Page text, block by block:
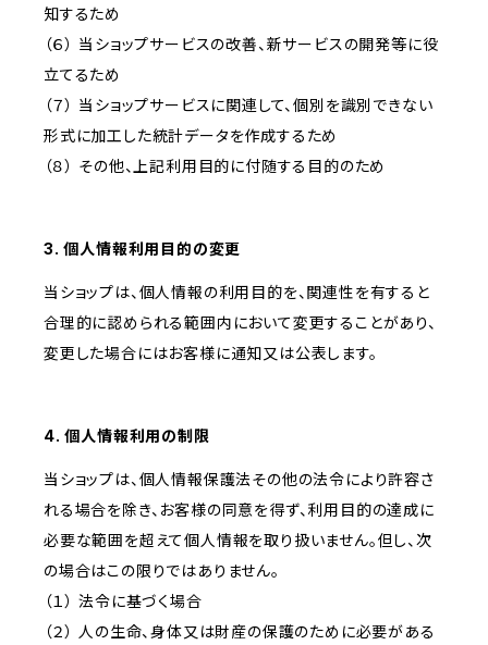
知するため
（６） 当ショップサービスの改善、新サービスの開発等に役
立てるため
（７） 当ショップサービスに関連して、個別を識別できない
形式に加工した統計データを作成するため
（８） その他、上記利用目的に付随する目的のため
3. 個人情報利用目的の変更
当ショップは、個人情報の利用目的を、関連性を有すると
合理的に認められる範囲内において変更することがあり、
変更した場合にはお客様に通知又は公表します。
4. 個人情報利用の制限
当ショップは、個人情報保護法その他の法令により許容さ
れる場合を除き、お客様の同意を得ず、利用目的の達成に
必要な範囲を超えて個人情報を取り扱いません。但し、次
の場合はこの限りではありません。
（１） 法令に基づく場合
（２） 人の生命、身体又は財産の保護のために必要がある